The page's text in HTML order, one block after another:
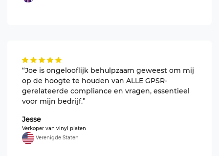
“Joe is ongelooflijk behulpzaam geweest om mij
op de hoogte te houden van ALLE GPSR-
gerelateerde compliance en vragen, essentieel
voor mijn bedrijf.”
Jesse
Verkoper van vinyl platen
Verenigde Staten